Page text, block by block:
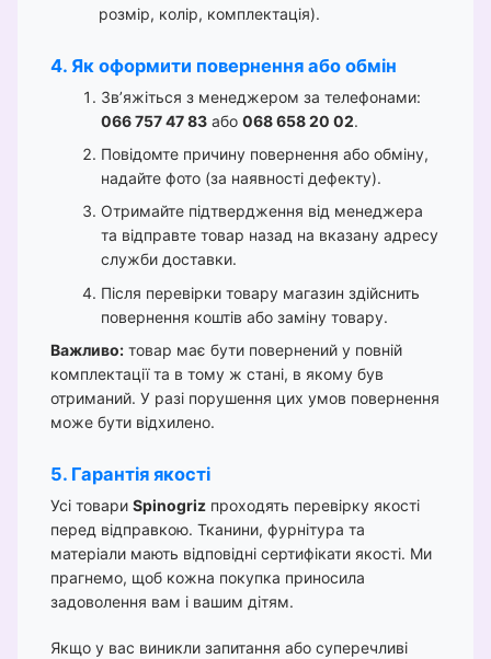
розмір, колір, комплектація).
4. Як оформити повернення або обмін
Зв’яжіться з менеджером за телефонами:
066 757 47 83 або 068 658 20 02.
Повідомте причину повернення або обміну,
надайте фото (за наявності дефекту).
Отримайте підтвердження від менеджера
та відправте товар назад на вказану адресу
служби доставки.
Після перевірки товару магазин здійснить
повернення коштів або заміну товару.
Важливо: товар має бути повернений у повній
комплектації та в тому ж стані, в якому був
отриманий. У разі порушення цих умов повернення
може бути відхилено.
5. Гарантія якості
Усі товари Spinogriz проходять перевірку якості
перед відправкою. Тканини, фурнітура та
матеріали мають відповідні сертифікати якості. Ми
прагнемо, щоб кожна покупка приносила
задоволення вам і вашим дітям.
Якщо у вас виникли запитання або суперечливі